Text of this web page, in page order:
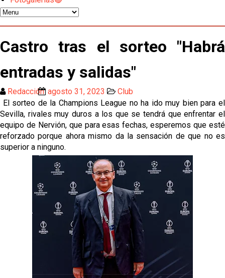
Oso es el siguiente en la lista para salir
de Salónica
Juanlu se marcha traspasado al Bournemouth
Emery quiere pescar en el Atleti , el Villareal ya
tiene nuevo portero y el Getafe mueve ficha... Las
últimas novedades del mercado de La Liga
Vargas y Sow se incorporan al grupo en la sesión
Odysseas Vlachodimos: “El objetivo es mejorar la
temporada pasada”
El Sevilla FC empieza a inscribir a los nuevos
Opinión | "Carta abierta a Alberto Flores" por Rafa
Castro tras el sorteo "Habrá
entradas y salidas"
Redacción agosto 31, 2023
Club
El sorteo de la Champions League no ha ido muy bien para el
Sevilla, rivales muy duros a los que se tendrá que enfrentar el
equipo de Nervión, que para esas fechas, esperemos que esté
reforzado porque ahora mismo da la sensación de que no es
superior a ninguno.